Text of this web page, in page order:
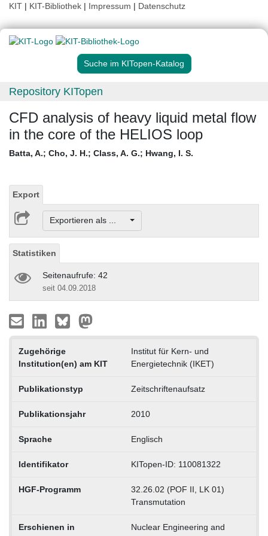
KIT | KIT-Bibliothek | Impressum | Datenschutz
Suche im KITopen-Katalog
Repository KITopen
CFD analysis of heavy liquid metal flow
in the core of the HELIOS loop
Batta, A.; Cho, J. H.; Class, A. G.; Hwang, I. S.
Export
Exportieren als ...
Statistiken
Seitenaufrufe: 42
seit 04.09.2018
Zugehörige
Institution(en) am KIT
Institut für Kern- und
Energietechnik (IKET)
Publikationstyp Zeitschriftenaufsatz
Publikationsjahr 2010
Sprache Englisch
Identifikator KITopen-ID: 110081322
HGF-Programm
32.26.02 (POF II, LK 01)
Transmutation
Erschienen in
Nuclear Engineering and